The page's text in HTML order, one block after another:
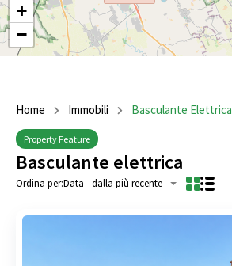
+
−
Home Immobili Basculante Elettrica
Property Feature
Basculante elettrica
Ordina per:Data - dalla più recente